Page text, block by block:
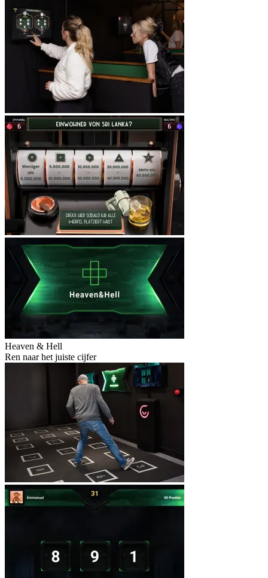
Heaven & Hell
Ren naar het juiste cijfer